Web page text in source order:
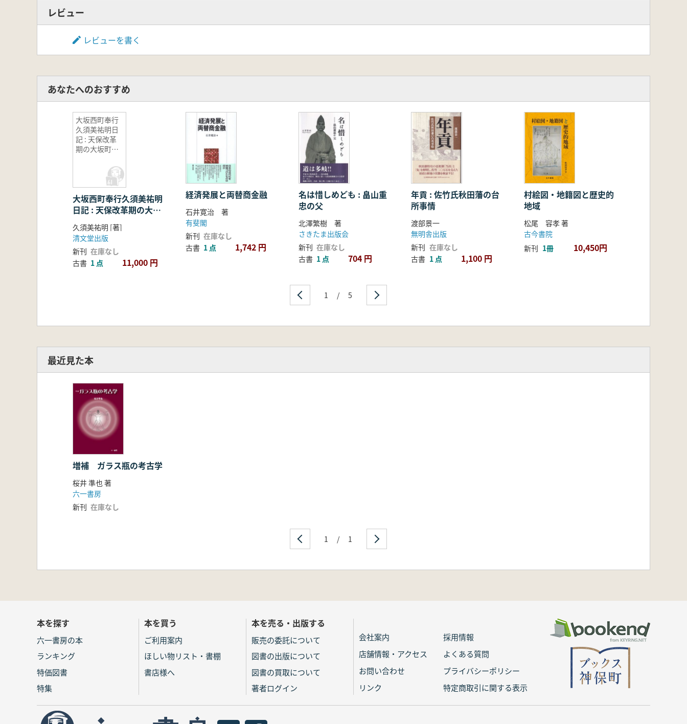
レビュー
レビューを書く
あなたへのおすすめ
大坂西町奉行
久須美祐明日
記 : 天保改革
期の大坂町奉
大坂西町奉行久須美祐明
日記 : 天保改革期の大坂
町奉行
久須美祐明 [著]
清文堂出版
新刊 在庫なし
古書 1 点 11,000 円
経済発展と両替商金融
石井寛治 著
有斐閣
新刊 在庫なし
古書 1 点 1,742 円
名は惜しめども : 畠山重
忠の父
北澤繁樹 著
さきたま出版会
新刊 在庫なし
古書 1 点 704 円
年貢 : 佐竹氏秋田藩の台
所事情
渡部景一
無明舎出版
新刊 在庫なし
古書 1 点 1,100 円
村絵図・地籍図と歴史的
地域
松尾 容孝 著
古今書院
新刊 1冊 10,450円
1 / 5
最近見た本
増補 ガラス瓶の考古学
桜井 準也 著
六一書房
新刊 在庫なし
1 / 1
本を探す
六一書房の本
ランキング
特価図書
特集
本を買う
ご利用案内
ほしい物リスト・書棚
書店様へ
本を売る・出版する
販売の委託について
図書の出版について
図書の買取について
著者ログイン
会社案内
採用情報
店舗情報・アクセス
よくある質問
お問い合わせ
プライバシーポリシー
リンク
特定商取引に関する表示